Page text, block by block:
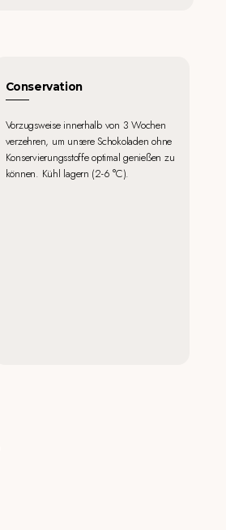
Conservation
Vorzugsweise innerhalb von 3 Wochen
verzehren, um unsere Schokoladen ohne
Konservierungsstoffe optimal genießen zu
können. Kühl lagern (2-6 °C).